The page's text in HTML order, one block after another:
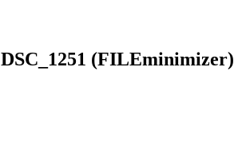
DSC_1251 (FILEminimizer)